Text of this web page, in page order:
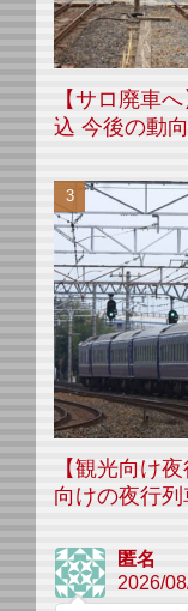
【サロ廃車
込 今後の動
【観光向け
向けの夜行
匿名
2026/